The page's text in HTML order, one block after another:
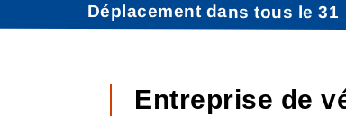
Déplacement dans tous le 31
Entreprise de